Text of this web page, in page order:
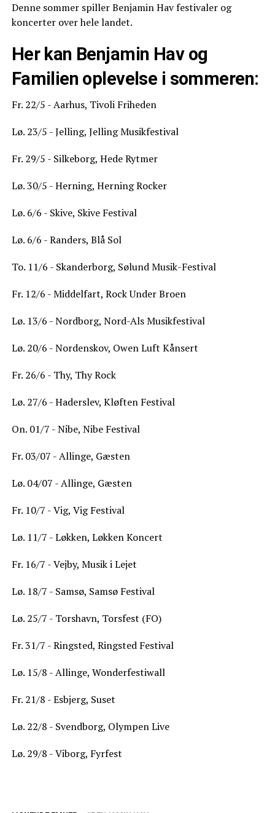
Denne sommer spiller Benjamin Hav festivaler og
koncerter over hele landet.
Her kan Benjamin Hav og
Familien oplevelse i sommeren:
Fr. 22/5 - Aarhus, Tivoli Friheden
Lø. 23/5 - Jelling, Jelling Musikfestival
Fr. 29/5 - Silkeborg, Hede Rytmer
Lø. 30/5 - Herning, Herning Rocker
Lø. 6/6 - Skive, Skive Festival
Lø. 6/6 - Randers, Blå Sol
To. 11/6 - Skanderborg, Sølund Musik-Festival
Fr. 12/6 - Middelfart, Rock Under Broen
Lø. 13/6 - Nordborg, Nord-Als Musikfestival
Lø. 20/6 - Nordenskov, Owen Luft Kånsert
Fr. 26/6 - Thy, Thy Rock
Lø. 27/6 - Haderslev, Kløften Festival
On. 01/7 - Nibe, Nibe Festival
Fr. 03/07 - Allinge, Gæsten
Lø. 04/07 - Allinge, Gæsten
Fr. 10/7 - Vig, Vig Festival
Lø. 11/7 - Løkken, Løkken Koncert
Fr. 16/7 - Vejby, Musik i Lejet
Lø. 18/7 - Samsø, Samsø Festival
Lø. 25/7 - Torshavn, Torsfest (FO)
Fr. 31/7 - Ringsted, Ringsted Festival
Lø. 15/8 - Allinge, Wonderfestiwall
Fr. 21/8 - Esbjerg, Suset
Lø. 22/8 - Svendborg, Olympen Live
Lø. 29/8 - Viborg, Fyrfest